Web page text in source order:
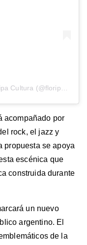
acompañado por
rock, el jazz y
propuesta se apoya
escénica que
construida durante
un nuevo
argentino. El
de la